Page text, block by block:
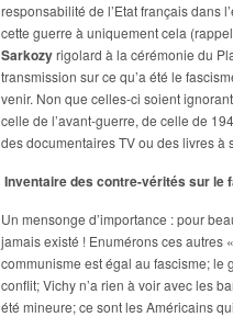
responsabilité de l’Etat français dans
cette guerre à uniquement cela
Sarkozyrigolard à la cérémonie du
transmission sur ce qu’a été le
venir. Non que celles-ci soient
celle de l’avant-guerre, de celle de
des documentaires TV ou des livres à
Inventaire des contre-vérités sur le
Un mensonge d’importance : pour
jamais existé ! Enumérons ces autres
communisme est égal au fascisme; le
conflit; Vichy n’a rien à voir avec les
été mineure; ce sont les Américains